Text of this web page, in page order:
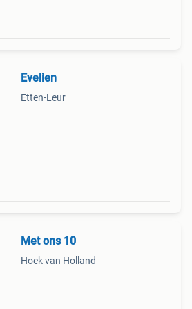
Evelien
Etten-Leur
Met ons 10
Hoek van Holland